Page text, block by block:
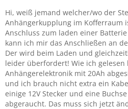
Hi, weiß jemand welcher/wo der
Anhängerkupplung im Kofferraum
Anschluss zum laden einer
kann ich mir das Anschließen an
Der wird beim Laden und
leider überfordert! Wie ich gelesen
Anhängerelektronik mit 20Ah
und ich brauch nicht extra ein
einige 12V Stecker und eine
abgeraucht. Das muss sich jetzt